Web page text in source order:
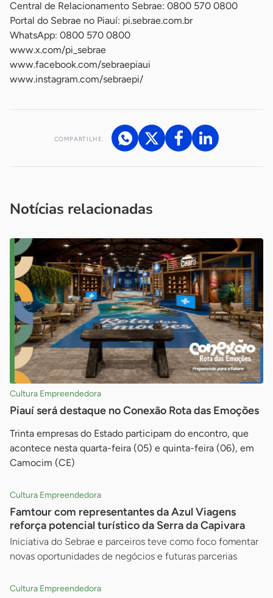
Central de Relacionamento Sebrae: 0800 570 0800
Portal do Sebrae no Piauí: pi.sebrae.com.br
WhatsApp: 0800 570 0800
www.x.com/pi_sebrae
www.facebook.com/sebraepiaui
www.instagram.com/sebraepi/
COMPARTILHE
Notícias relacionadas
Cultura Empreendedora
Piauí será destaque no Conexão Rota das Emoções
Trinta empresas do Estado participam do encontro, que
acontece nesta quarta-feira (05) e quinta-feira (06), em
Camocim (CE)
Cultura Empreendedora
Famtour com representantes da Azul Viagens
reforça potencial turístico da Serra da Capivara
Iniciativa do Sebrae e parceiros teve como foco fomentar
novas oportunidades de negócios e futuras parcerias
Cultura Empreendedora